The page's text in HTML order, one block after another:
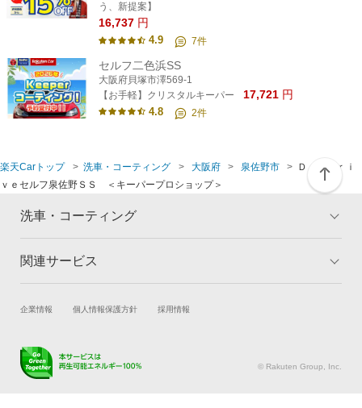
う、新提案】
16,737 円
4.9 7件
セルフ二色浜SS
大阪府貝塚市澤569-1
【お手軽】クリスタルキーパー
17,721 円
4.8 2件
楽天Carトップ 洗車・コーティング 大阪府 泉佐野市
Ｄｒ．Ｄｒｉ
ｖｅセルフ泉佐野ＳＳ ＜キーパープロショップ＞
洗車・コーティング
トップ
コーティングとは コーティング診断
よくある質問
関連サービス
試乗・商談 新車購入
キズ修理予約
メンテナンス管理
企業情報 個人情報保護方針 採用情報
© Rakuten Group, Inc.